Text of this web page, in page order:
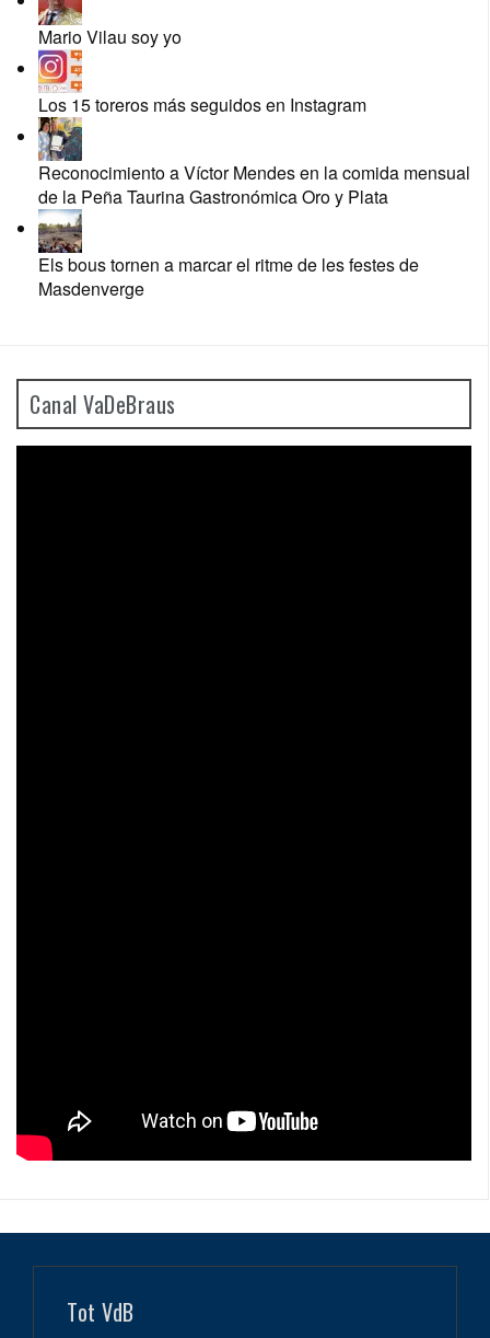
Mario Vilau soy yo
Los 15 toreros más seguidos en Instagram
Reconocimiento a Víctor Mendes en la comida mensual
de la Peña Taurina Gastronómica Oro y Plata
Els bous tornen a marcar el ritme de les festes de
Masdenverge
Canal VaDeBraus
Tot VdB